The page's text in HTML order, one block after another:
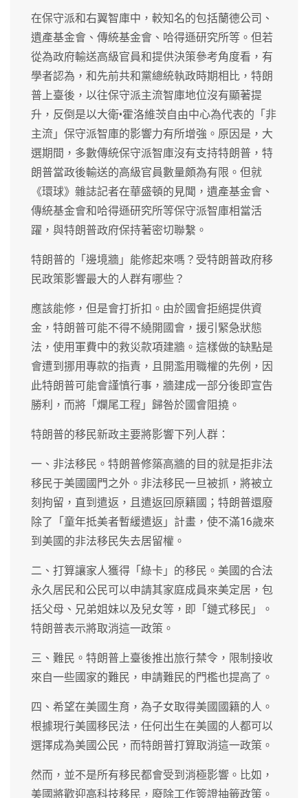
在保守派和右翼智庫中，較知名的包括蘭德公司、
遺產基金會、傳統基金會、哈得遜研究所等。但若
從為政府輸送高級官員和提供決策參考角度看，有
學者認為，和先前共和黨總統執政時期相比，特朗
普上臺後，以往保守派主流智庫地位沒有顯著提
升，反倒是以大衛•霍洛維茨自由中心為代表的「非
主流」保守派智庫的影響力有所增強。原因是，大
選期間，多數傳統保守派智庫沒有支持特朗普，特
朗普當政後輸送的高級官員數量頗為有限。但就
《環球》雜誌記者在華盛頓的見聞，遺產基金會、
傳統基金會和哈得遜研究所等保守派智庫相當活
躍，與特朗普政府保持著密切聯繫。
特朗普的「邊境牆」能修起來嗎？受特朗普政府移
民政策影響最大的人群有哪些？
應該能修，但是會打折扣。由於國會拒絕提供資
金，特朗普可能不得不繞開國會，援引緊急狀態
法，使用軍費中的救災款項建牆。這樣做的缺點是
會遭到挪用專款的指責，且開濫用職權的先例，因
此特朗普可能會謹慎行事，牆建成一部分後即宣告
勝利，而將「爛尾工程」歸咎於國會阻撓。
特朗普的移民新政主要將影響下列人群：
一、非法移民。特朗普修築高牆的目的就是拒非法
移民于美國國門之外。非法移民一旦被抓，將被立
刻拘留，直到遣返，且遣返回原籍國；特朗普還廢
除了「童年抵美者暫緩遣返」計畫，使不滿16歲來
到美國的非法移民失去居留權。
二、打算讓家人獲得「綠卡」的移民。美國的合法
永久居民和公民可以申請其家庭成員來美定居，包
括父母、兄弟姐妹以及兒女等，即「鏈式移民」。
特朗普表示將取消這一政策。
三、難民。特朗普上臺後推出旅行禁令，限制接收
來自一些國家的難民，申請難民的門檻也提高了。
四、希望在美國生育，為子女取得美國國籍的人。
根據現行美國移民法，任何出生在美國的人都可以
選擇成為美國公民，而特朗普打算取消這一政策。
然而，並不是所有移民都會受到消極影響。比如，
美國將歡迎高科技移民，廢除工作簽證抽籤政策。